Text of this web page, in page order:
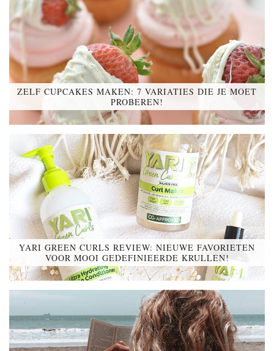
ZELF CUPCAKES MAKEN: 7 VARIATIES DIE JE MOET
PROBEREN!
YARI GREEN CURLS REVIEW: NIEUWE FAVORIETEN
VOOR MOOI GEDEFINIEERDE KRULLEN!